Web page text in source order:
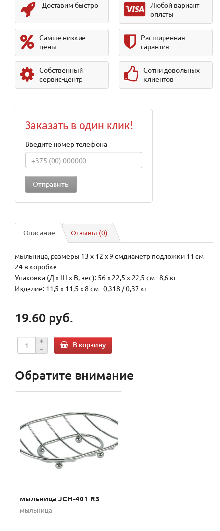
Доставим быстро
Любой вариант
оплаты
Самые низкие
цены
Расширенная
гарантия
Собственный
сервис-центр
Сотни довольных
клиентов
Заказать в один клик!
Введите номер телефона
Описание Отзывы (0)
мыльница, размеры 13 х 12 х 9 смдиаметр подложки 11 см
24 в коробке
Упаковка (Д х Ш х В, вес): 56 x 22,5 x 22,5 см 8,6 кг
Изделие: 11,5 x 11,5 x 8 см 0,318 / 0,37 кг
19.60 руб.
В корзину
Обратите внимание
мыльница JCH-401 R3
мыльница